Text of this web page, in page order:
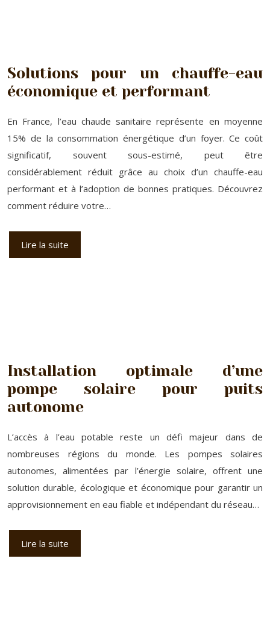
Solutions pour un chauffe-eau
économique et performant
En France, l’eau chaude sanitaire représente en moyenne
15% de la consommation énergétique d’un foyer. Ce coût
significatif, souvent sous-estimé, peut être
considérablement réduit grâce au choix d’un chauffe-eau
performant et à l’adoption de bonnes pratiques. Découvrez
comment réduire votre…
Lire la suite
Installation optimale d’une
pompe solaire pour puits
autonome
L’accès à l’eau potable reste un défi majeur dans de
nombreuses régions du monde. Les pompes solaires
autonomes, alimentées par l’énergie solaire, offrent une
solution durable, écologique et économique pour garantir un
approvisionnement en eau fiable et indépendant du réseau…
Lire la suite